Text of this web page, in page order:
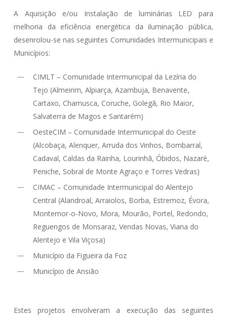
A Aquisição e/ou Instalação de luminárias LED para
melhoria da eficiência energética da iluminação pública,
desenrolou-se nas seguintes Comunidades Intermunicipais e
Municípios:
CIMLT – Comunidade Intermunicipal da Lezíria do
Tejo (Almeirim, Alpiarça, Azambuja, Benavente,
Cartaxo, Chamusca, Coruche, Golegã, Rio Maior,
Salvaterra de Magos e Santarém)
OesteCIM – Comunidade Intermunicipal do Oeste
(Alcobaça, Alenquer, Arruda dos Vinhos, Bombarral,
Cadaval, Caldas da Rainha, Lourinhã, Óbidos, Nazaré,
Peniche, Sobral de Monte Agraço e Torres Vedras)
CIMAC – Comunidade Intermunicipal do Alentejo
Central (Alandroal, Arraiolos, Borba, Estremoz, Évora,
Montemor-o-Novo, Mora, Mourão, Portel, Redondo,
Reguengos de Monsaraz, Vendas Novas, Viana do
Alentejo e Vila Viçosa)
Município da Figueira da Foz
Município de Ansião
Estes projetos envolveram a execução das seguintes